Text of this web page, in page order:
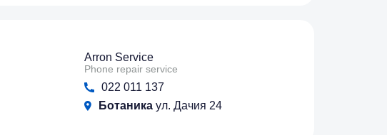
Arron Service
Phone repair service
022 011 137
Ботаника ул. Дачия 24